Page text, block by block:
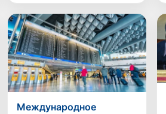
Международное